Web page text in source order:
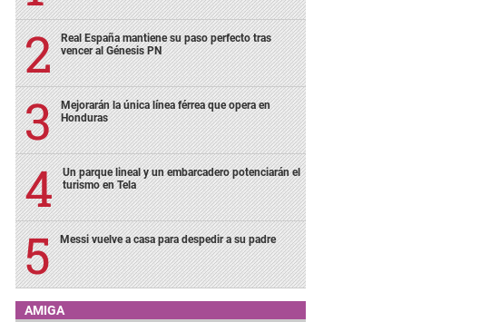
Real España mantiene su paso perfecto tras
vencer al Génesis PN
Mejorarán la única línea férrea que opera en
Honduras
Un parque lineal y un embarcadero potenciarán el
turismo en Tela
Messi vuelve a casa para despedir a su padre
AMIGA